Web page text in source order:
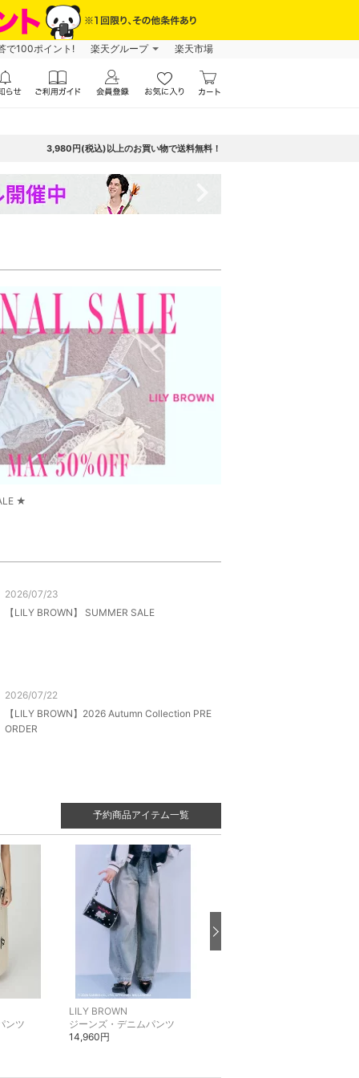
で100ポイント! 楽天グループ 楽天市場
3,980円(税込)以上のお買い物で送料無料！
★
2026/07/23
【LILY BROWN】 SUMMER SALE
2026/07/22
【LILY BROWN】2026 Autumn Collection PRE
ORDER
予約商品アイテム一覧
ンツ
LILY BROWN
ジーンズ・デニムパンツ
14,960円